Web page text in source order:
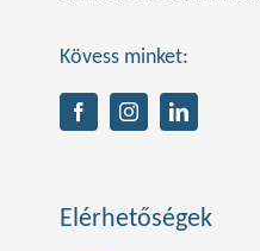
Kövess minket:
Elérhetőségek